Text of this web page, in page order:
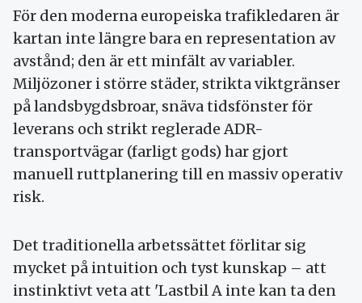
För den moderna europeiska trafikledaren är
kartan inte längre bara en representation av
avstånd; den är ett minfält av variabler.
Miljözoner i större städer, strikta viktgränser
på landsbygdsbroar, snäva tidsfönster för
leverans och strikt reglerade ADR-
transportvägar (farligt gods) har gjort
manuell ruttplanering till en massiv operativ
risk.
Det traditionella arbetssättet förlitar sig
mycket på intuition och tyst kunskap – att
instinktivt veta att 'Lastbil A inte kan ta den